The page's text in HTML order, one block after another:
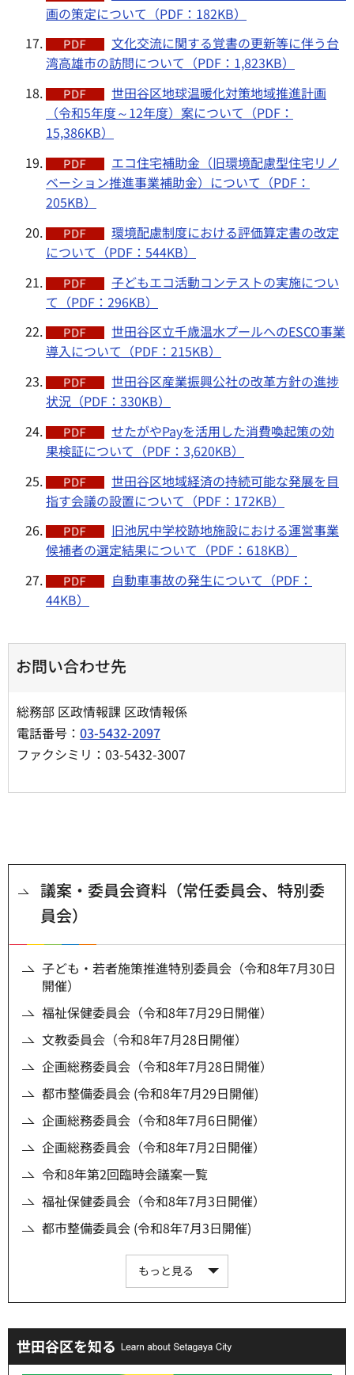
画の策定について（PDF：182KB）
文化交流に関する覚書の更新等に伴う台
湾高雄市の訪問について（PDF：1,823KB）
世田谷区地球温暖化対策地域推進計画
（令和5年度～12年度）案について（PDF：
15,386KB）
エコ住宅補助金（旧環境配慮型住宅リノ
ベーション推進事業補助金）について（PDF：
205KB）
環境配慮制度における評価算定書の改定
について（PDF：544KB）
子どもエコ活動コンテストの実施につい
て（PDF：296KB）
世田谷区立千歳温水プールへのESCO事業
導入について（PDF：215KB）
世田谷区産業振興公社の改革方針の進捗
状況（PDF：330KB）
せたがやPayを活用した消費喚起策の効
果検証について（PDF：3,620KB）
世田谷区地域経済の持続可能な発展を目
指す会議の設置について（PDF：172KB）
旧池尻中学校跡地施設における運営事業
候補者の選定結果について（PDF：618KB）
自動車事故の発生について（PDF：
44KB）
お問い合わせ先
総務部 区政情報課 区政情報係
電話番号： 03-5432-2097
ファクシミリ：03-5432-3007
議案・委員会資料（常任委員会、特別委
員会）
子ども・若者施策推進特別委員会（令和8年7月30日
開催）
福祉保健委員会（令和8年7月29日開催）
文教委員会（令和8年7月28日開催）
企画総務委員会（令和8年7月28日開催）
都市整備委員会 (令和8年7月29日開催)
企画総務委員会（令和8年7月6日開催）
企画総務委員会（令和8年7月2日開催）
令和8年第2回臨時会議案一覧
福祉保健委員会（令和8年7月3日開催）
都市整備委員会 (令和8年7月3日開催)
もっと見る
世田谷区を知る